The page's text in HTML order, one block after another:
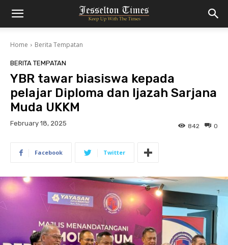
Home Berita Tempatan
BERITA TEMPATAN
YBR tawar biasiswa kepada
pelajar Diploma dan Ijazah Sarjana
Muda UKKM
February 18, 2025 0
842
Facebook Twitter